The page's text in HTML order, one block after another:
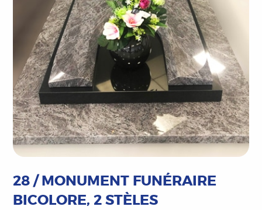
28 / MONUMENT FUNÉRAIRE
BICOLORE, 2 STÈLES